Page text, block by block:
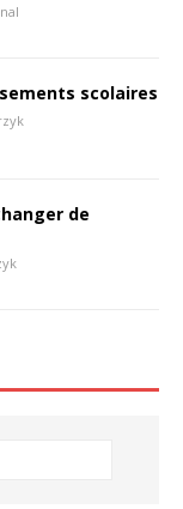
scolaires
de